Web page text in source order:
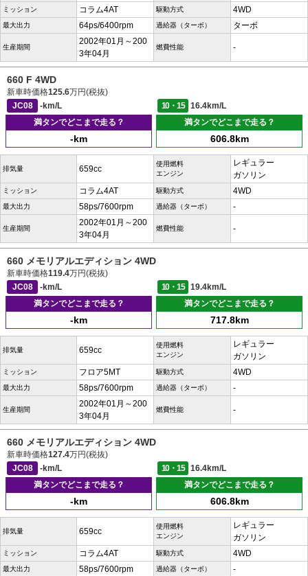
ミッション コラム4AT 駆動方式 4WD
最大出力 64ps/6400rpm 過給器（ターボ） ターボ
生産期間
2002年01月～200
3年04月
燃費性能 -
660 F 4WD
新車時価格125.6万円(税抜)
JC08
-km/L 10・15
16.4km/L
満タンでどこまで走る？
-km
満タンでどこまで走る？
606.8km
排気量 659cc
使用燃料
エンジン
レギュラー
ガソリン
ミッション コラム4AT 駆動方式 4WD
最大出力 58ps/7600rpm 過給器（ターボ） -
生産期間
2002年01月～200
3年04月
燃費性能 -
660 メモリアルエディション 4WD
新車時価格119.4万円(税抜)
JC08
-km/L 10・15
19.4km/L
満タンでどこまで走る？
-km
満タンでどこまで走る？
717.8km
排気量 659cc
使用燃料
エンジン
レギュラー
ガソリン
ミッション フロア5MT 駆動方式 4WD
最大出力 58ps/7600rpm 過給器（ターボ） -
生産期間
2002年01月～200
3年04月
燃費性能 -
660 メモリアルエディション 4WD
新車時価格127.4万円(税抜)
JC08
-km/L 10・15
16.4km/L
満タンでどこまで走る？
-km
満タンでどこまで走る？
606.8km
排気量 659cc
使用燃料
エンジン
レギュラー
ガソリン
ミッション コラム4AT 駆動方式 4WD
最大出力 58ps/7600rpm 過給器（ターボ） -